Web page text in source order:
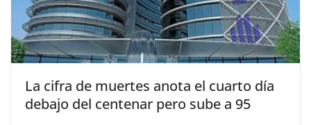
La cifra de muertes anota el cuarto día
debajo del centenar pero sube a 95